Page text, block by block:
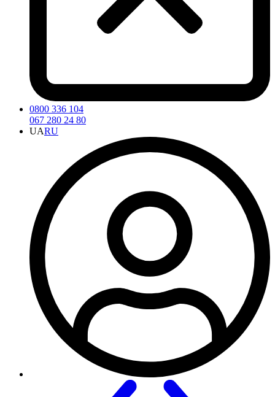
0800 336 104
067 280 24 80
UARU